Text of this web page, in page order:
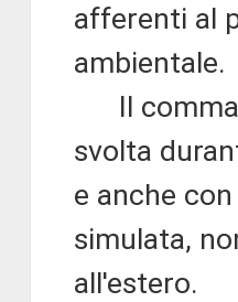
afferenti al
ambientale.
Il comma
svolta
e anche
simulata,
all'estero.